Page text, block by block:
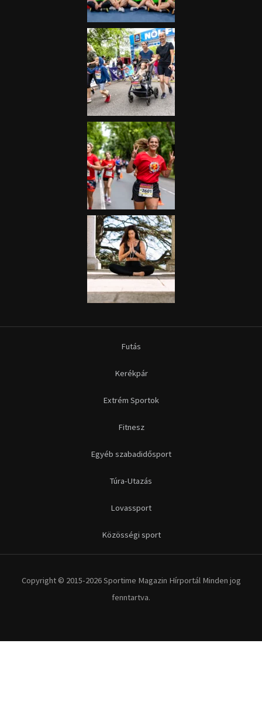
Futás
Kerékpár
Extrém Sportok
Fitnesz
Egyéb szabadidősport
Túra-Utazás
Lovassport
Közösségi sport
Copyright © 2015-2026 Sportime Magazin Hírportál Minden jog
fenntartva.